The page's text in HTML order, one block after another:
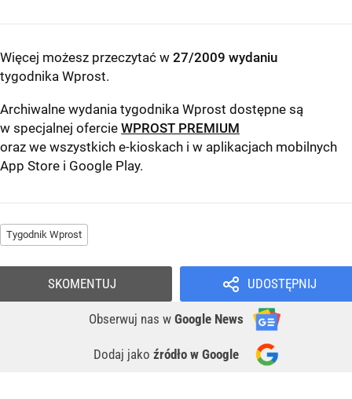
Więcej możesz przeczytać w 27/2009 wydaniu
tygodnika Wprost.
Archiwalne wydania tygodnika Wprost dostępne są
w specjalnej ofercie WPROST PREMIUM
oraz we wszystkich e-kioskach i w aplikacjach mobilnych
App Store i Google Play.
Tygodnik Wprost
UDOSTĘPNIJ
Obserwuj nas w Google News
Dodaj jako źródło w Google
SKOMENTUJ